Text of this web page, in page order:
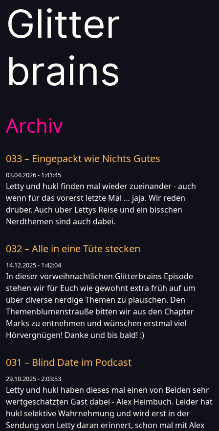
Glitter
brains
Archiv
033 – Eingepackt wie Nichts Gutes
03.04.2026 - 1:41:45
Letty und hukl finden mal wieder zueinander - auch
wenn für das vorerst letzte Mal … jaja. Wir reden
drüber. Auch über Lettys Reise und ein bisschen
Nerdthemen sind auch dabei.
032 – Alle in eine Tüte stecken
14.12.2025 - 1:42:04
In dieser vorweihnachtlichen Glitterbrains Episode
stehen wir für Euch wie gewohnt extra früh auf um
über diverse nerdige Themen zu plauschen. Den
Themenblumenstrauße bitten wir aus den Chapter
Marks zu entnehmen und wünschen erstmal viel
Hörvergnügen! Danke und bis bald! :)
031 – Blind Date im Podcast
29.10.2025 - 2:03:53
Letty und hukl haben dieses mal einen von Beiden sehr
wertgeschätzten Gast dabei - Alex Heimbuch. Leider hat
hukl selektive Wahrnehmung und wird erst in der
Sendung von Letty daran erinnert, schon mal mit Alex